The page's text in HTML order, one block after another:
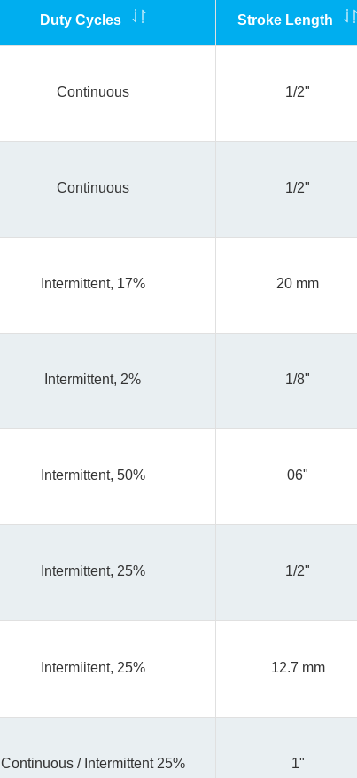
Duty Cycles Stroke Length
Continuous 1/2"
Continuous 1/2"
Intermittent, 17% 20 mm
Intermittent, 2% 1/8"
Intermittent, 50% 06"
Intermittent, 25% 1/2"
Intermiitent, 25% 12.7 mm
Continuous / Intermittent 25% 1"